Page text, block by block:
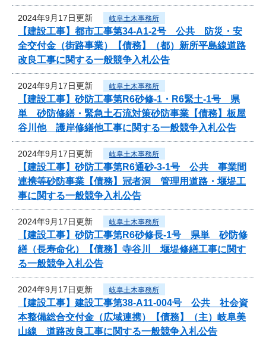
2024年9月17日更新 岐阜土木事務所
【建設工事】都市工事第34-A1-2号 公共 防災・安
全交付金（街路事業）【債務】（都）新所平島線道路
改良工事に関する一般競争入札公告
2024年9月17日更新 岐阜土木事務所
【建設工事】砂防工事第R6砂修-1・R6緊土-1号 県
単 砂防修繕・緊急土石流対策砂防事業【債務】板屋
谷川他 護岸修繕他工事に関する一般競争入札公告
2024年9月17日更新 岐阜土木事務所
【建設工事】砂防工事第R6通砂-3-1号 公共 事業間
連携等砂防事業【債務】冠者洞 管理用道路・堰堤工
事に関する一般競争入札公告
2024年9月17日更新 岐阜土木事務所
【建設工事】砂防工事第R6砂修長-1号 県単 砂防修
繕（長寿命化）【債務】寺谷川 堰堤修繕工事に関す
る一般競争入札公告
2024年9月17日更新 岐阜土木事務所
【建設工事】建設工事第38-A11-004号 公共 社会資
本整備総合交付金（広域連携）【債務】（主）岐阜美
山線 道路改良工事に関する一般競争入札公告